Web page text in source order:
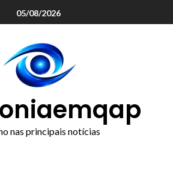
05/08/2026
nas principais notícias